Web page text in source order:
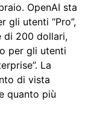
OpenAI sta
gli utenti “Pro”,
di 200 dollari,
per gli utenti
La
di vista
quanto più